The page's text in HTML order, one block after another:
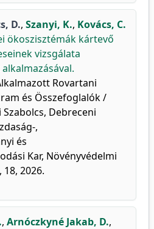
D., Szanyi, K., Kovács, C.
ökoszisztémák kártevő
vizsgálata
Rovartani
és Összefoglalók /
Szabolcs, Debreceni
,
és
Kar, Növényvédelmi
2026.
, Arnóczkyné Jakab, D.,